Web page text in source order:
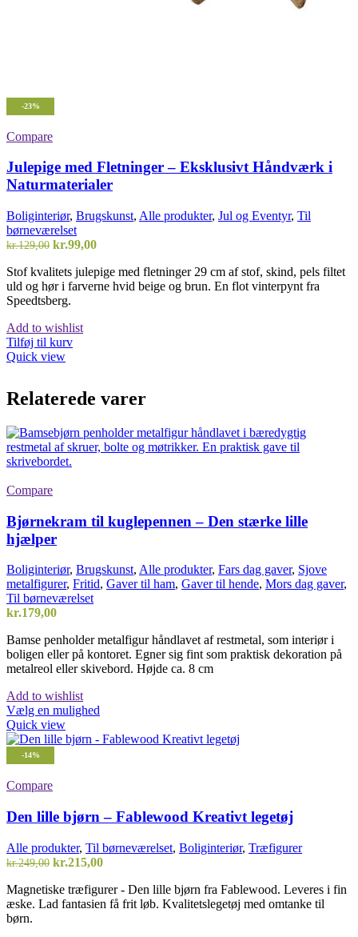
-23%
Compare
Julepige med Fletninger – Eksklusivt Håndværk i
Naturmaterialer
Boliginteriør, Brugskunst, Alle produkter, Jul og Eventyr, Til
børneværelset
kr.129,00 Den
pris
var:
kr.129,00.
kr.99,00Den
pris
er:
Stof kvalitets julepige med fletninger 29 cm af stof, skind, pels filtet
uld og hør i farverne hvid beige og brun. En flot vinterpynt fra
Speedtsberg.
Add to wishlist
Tilføj til kurv
Quick view
Relaterede varer
Compare
Bjørnekram til kuglepennen – Den stærke lille
hjælper
Boliginteriør, Brugskunst, Alle produkter, Fars dag gaver, Sjove
metalfigurer, Fritid, Gaver til ham, Gaver til hende, Mors dag gaver,
Til børneværelset
kr.179,00
Bamse penholder metalfigur håndlavet af restmetal, som interiør i
boligen eller på kontoret. Egner sig fint som praktisk dekoration på
metalreol eller skivebord. Højde ca. 8 cm
Add to wishlist
Vælg en mulighed
Quick view
-14%
Compare
Den lille bjørn – Fablewood Kreativt legetøj
Alle produkter, Til børneværelset, Boliginteriør, Træfigurer
kr.249,00 Den
pris
var:
kr.215,00Den
pris
er:
Magnetiske træfigurer - Den lille bjørn fra Fablewood. Leveres i fin
æske. Lad fantasien få frit løb. Kvalitetslegetøj med omtanke til
børn.